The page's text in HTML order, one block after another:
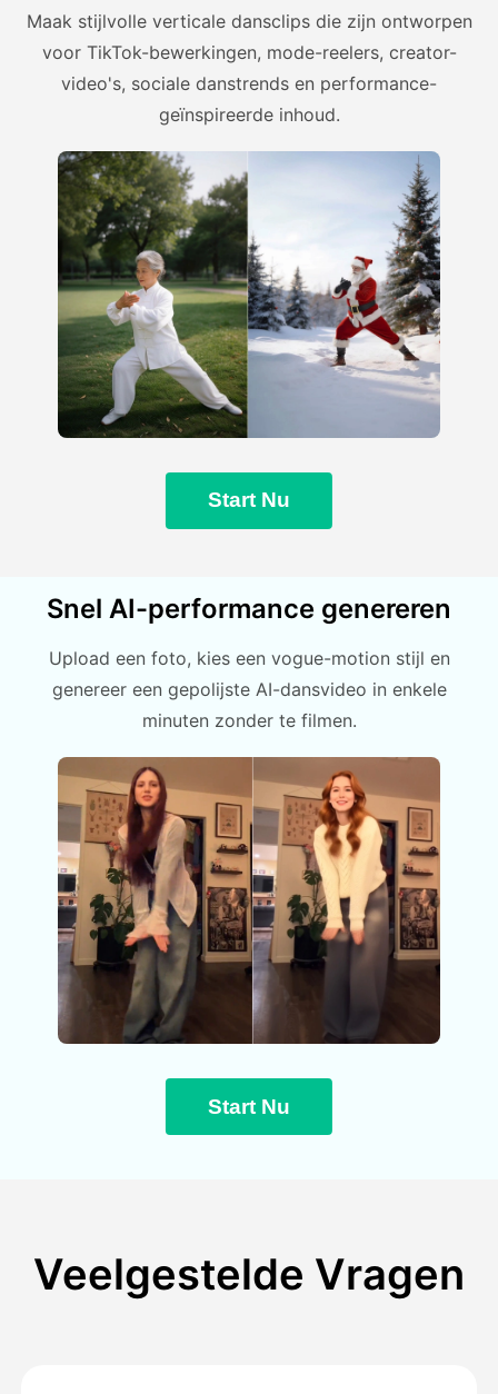
Maak stijlvolle verticale dansclips die zijn ontworpen
voor TikTok-bewerkingen, mode-reelers, creator-
video's, sociale danstrends en performance-
geïnspireerde inhoud.
Start Nu
Snel AI-performance genereren
Upload een foto, kies een vogue-motion stijl en
genereer een gepolijste AI-dansvideo in enkele
minuten zonder te filmen.
Start Nu
Veelgestelde Vragen